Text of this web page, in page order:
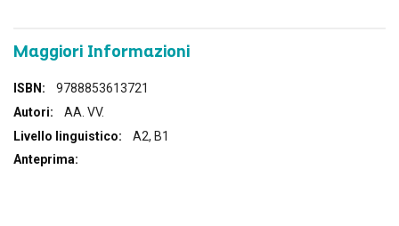
Maggiori Informazioni
Maggiori
Informazioni
9788853613721
AA. VV.
A2, B1